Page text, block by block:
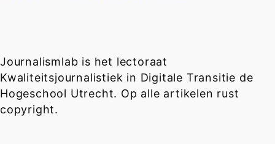
Journalismlab is het lectoraat
Kwaliteitsjournalistiek in Digitale Transitie de
Hogeschool Utrecht. Op alle artikelen rust
copyright.